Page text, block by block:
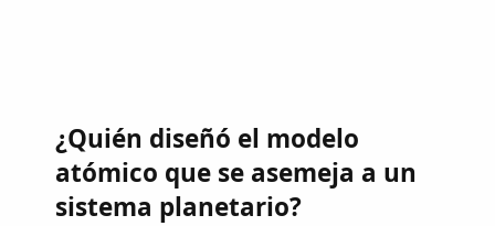
¿Quién diseñó el modelo
atómico que se asemeja a un
sistema planetario?